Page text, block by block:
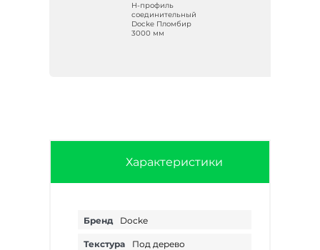
H-профиль
соединительный
Docke Пломбир
3000 мм
Характеристики
Бренд Docke
Текстура Под дерево